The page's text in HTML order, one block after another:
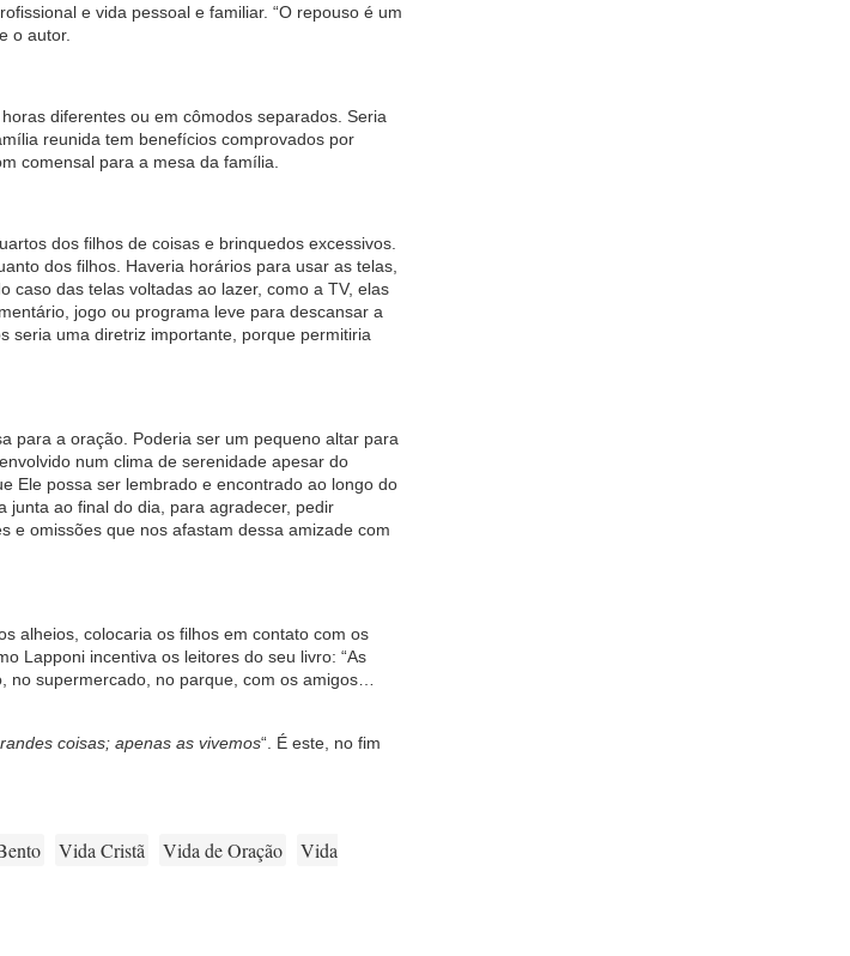
e vida pessoal e familiar. “O repouso é um
o autor.
diferentes ou em cômodos separados. Seria
reunida tem benefícios comprovados por
comensal para a mesa da família.
dos filhos de coisas e brinquedos excessivos.
dos filhos. Haveria horários para usar as telas,
caso das telas voltadas ao lazer, como a TV, elas
jogo ou programa leve para descansar a
seria uma diretriz importante, porque permitiria
para a oração. Poderia ser um pequeno altar para
num clima de serenidade apesar do
Ele possa ser lembrado e encontrado ao longo do
junta ao final do dia, para agradecer, pedir
e omissões que nos afastam dessa amizade com
alheios, colocaria os filhos em contato com os
Lapponi incentiva os leitores do seu livro: “As
supermercado, no parque, com os amigos…
coisas; apenas as vivemos“. É este, no fim
Vida Cristã Vida de Oração
Vida